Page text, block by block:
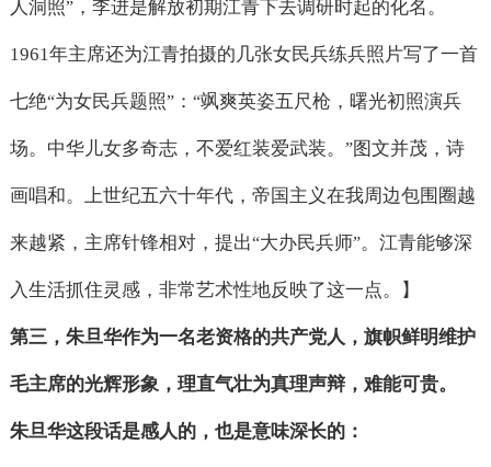
人洞照”，李进是解放初期江青下去调研时起的化名。
1961年主席还为江青拍摄的几张女民兵练兵照片写了一首
七绝“为女民兵题照”： “飒爽英姿五尺枪，曙光初照演兵
场。中华儿女多奇志，不爱红装爱武装。 ”图文并茂，诗
画唱和。上世纪五六十年代，帝国主义在我周边包围圈越
来越紧，主席针锋相对，提出“大办民兵师”。江青能够深
入生活抓住灵感，非常艺术性地反映了这一点。】
第三，朱旦华作为一名老资格的共产党人，旗帜鲜明维护
毛主席的光辉形象，理直气壮为真理声辩，难能可贵。
朱旦华这段话是感人的，也是意味深长的：